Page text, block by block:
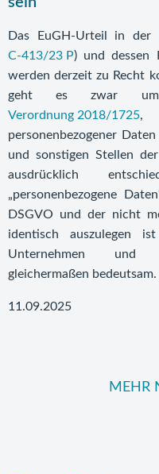
Das EuGH-Urteil in der
C‑413/23 P) und dessen
werden derzeit zu Recht
geht es zwar um
Verordnung 2018/1725,
personenbezogener
und sonstigen Stellen
ausdrücklich
„personenbezogene
DSGVO und der nicht
identisch auszulegen
Unternehmen und
gleichermaßen bedeutsam.
11.09.2025
MEHR